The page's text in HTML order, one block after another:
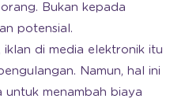
Bukan kepada
potensial.
di media elektronik itu
Namun, hal ini
untuk menambah biaya